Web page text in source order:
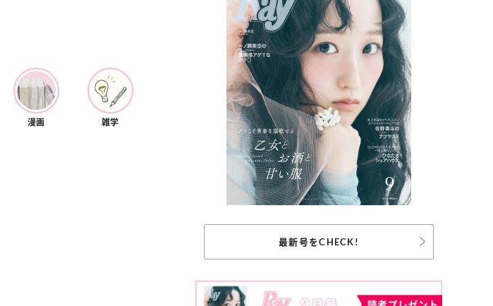
最新号をCHECK!
漫画 雑学